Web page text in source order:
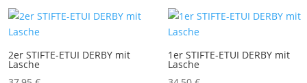
2er STIFTE-ETUI DERBY mit
Lasche
1er STIFTE-ETUI DERBY mit
Lasche